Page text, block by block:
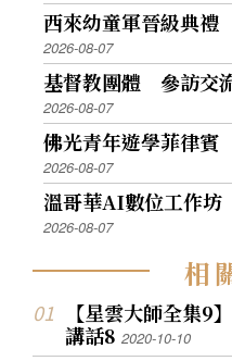
西來幼童軍晉級典
2026-08-07
基督教團體 參訪交
2026-08-07
佛光青年遊學菲律
2026-08-07
溫哥華AI數位工作
2026-08-07
相
【星雲大師全集9
講話82020-10-10